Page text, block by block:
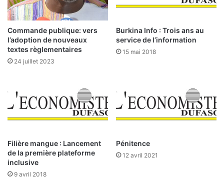
l
:
n
t
a
c
o
v
e
r
t
n
o
u
v
e
l
n
f
a
s
t
r
Commande publique: vers
l’adoption de nouveaux
textes règlementaires
24 juillet 2023
Burkina Info : Trois ans au
service de l’information
15 mai 2018
Filière mangue : Lancement
de la première plateforme
inclusive
9 avril 2018
Pénitence
12 avril 2021